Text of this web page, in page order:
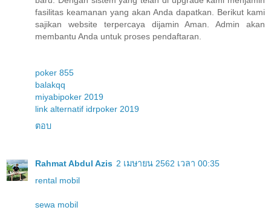
fasilitas keamanan yang akan Anda dapatkan. Berikut kami
sajikan website terpercaya dijamin Aman. Admin akan
membantu Anda untuk proses pendaftaran.
poker 855
balakqq
miyabipoker 2019
link alternatif idrpoker 2019
ตอบ
Rahmat Abdul Azis 2 เมษายน 2562 เวลา 00:35
rental mobil
sewa mobil